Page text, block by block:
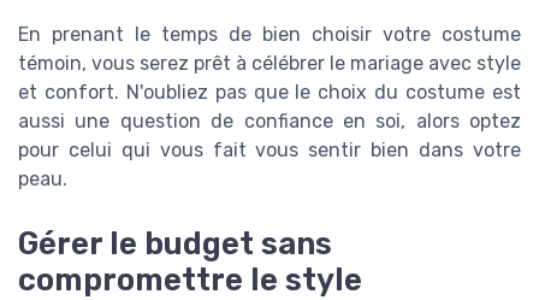
En prenant le temps de bien choisir votre costume
témoin, vous serez prêt à célébrer le mariage avec style
et confort. N'oubliez pas que le choix du costume est
aussi une question de confiance en soi, alors optez
pour celui qui vous fait vous sentir bien dans votre
peau.
Gérer le budget sans
compromettre le style